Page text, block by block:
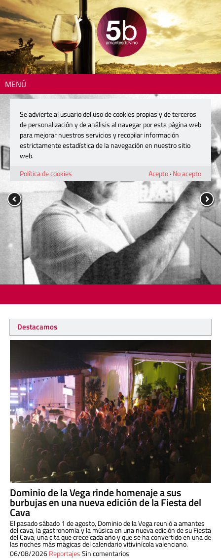
MENÚ
Destacamos
Dominio de la Vega rinde homenaje a sus
burbujas en una nueva edición de la Fiesta del
Cava
El pasado sábado 1 de agosto, Dominio de la Vega reunió a amantes
del cava, la gastronomía y la música en una nueva edición de su Fiesta
del Cava, una cita que crece cada año y que se ha convertido en una de
las noches más mágicas del calendario vitivinícola valenciano.
06/08/2026ReportajesSin comentarios
Se advierte al usuario del uso de cookies propias y de terceros
de personalización y de análisis al navegar por esta página web
para mejorar nuestros servicios y recopilar información
estrictamente estadística de la navegación en nuestro sitio
web.
Política de cookies
Acepto· No acepto